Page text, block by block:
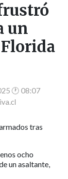
un
🕐 08:07
tras
ocho
un asaltante,